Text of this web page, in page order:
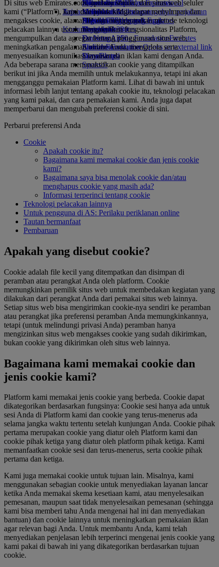
Minuman
Armada kami
Boeing 777
Emirates A380
Emirates A350
Emirates Executive
Denah kursi
Hiburan anak
Mainan anak
Aktivitas untuk anak-anak
Keberlanjutan dalam operasional
Kebijakan lingkungan
Laporan lingkungan
Komunitas kami
Emirates Airline FoundationEmirates
Airline Foundation Opens an external link
in a new tab
Sponsor
Jakarta ke Dubai
Tujuan terbaru
Helsinki
Hangzhou
Da Nang
Shenzhen
Siem Reap
Skywards Rail
Kalkulator Miles
Masuk ke Skywards Emirates
Skywards+
Ponsel dan Aplikasi Emirates
Membatalkan atau mengubah perjalanan
Perjalanan yang terganggu
Tentang Emirates
Di situs web Emirates.com, aplikasi seluler, dan situs web seluler
kami (“Platform”), kami dan pihak ketiga dapat menyimpan dan
mengakses cookie, alamat IP, dan menggunakan metode teknologi
pelacakan lainnya untuk mengaktifkan fungsionalitas Platform,
mengumpulkan data agregat tentang penggunaan situs web,
meningkatkan pengalaman online Anda, mengelola serta
menyesuaikan komunikasi layanan dan iklan kami dengan Anda.
Ada beberapa sarana menonaktifkan cookie yang ditampilkan
berikut ini jika Anda memilih untuk melakukannya, tetapi ini akan
mengganggu pemakaian Platform kami. Lihat di bawah ini untuk
informasi lebih lanjut tentang apakah cookie itu, teknologi pelacakan
yang kami pakai, dan cara pemakaian kami. Anda juga dapat
memperbarui dan mengubah preferensi cookie di sini.
Perbarui preferensi Anda
Cookie
Apakah cookie itu?
Bagaimana kami memakai cookie dan jenis cookie
kami?
Bagaimana saya bisa menolak cookie dan/atau
menghapus cookie yang masih ada?
Informasi terperinci tentang cookie
Teknologi pelacakan lainnya
Untuk pengguna di AS: Perilaku periklanan online
Tautan bermanfaat
Pembaruan
Apakah yang disebut cookie?
Cookie adalah file kecil yang ditempatkan dan disimpan di
peramban atau perangkat Anda oleh platform. Cookie
memungkinkan pemilik situs web untuk membedakan kegiatan yang
dilakukan dari perangkat Anda dari pemakai situs web lainnya.
Setiap situs web bisa mengirimkan cookie-nya sendiri ke peramban
atau perangkat jika preferensi peramban Anda memungkinkannya,
tetapi (untuk melindungi privasi Anda) peramban hanya
mengizinkan situs web mengakses cookie yang sudah dikirimkan,
bukan cookie yang dikirimkan oleh situs web lainnya.
Bagaimana kami memakai cookie dan
jenis cookie kami?
Platform kami memakai jenis cookie yang berbeda. Cookie dapat
dikategorikan berdasarkan fungsinya: Cookie sesi hanya ada untuk
sesi Anda di Platform kami dan cookie yang terus-menerus ada
selama jangka waktu tertentu setelah kunjungan Anda. Cookie pihak
pertama merupakan cookie yang diatur oleh Platform kami dan
cookie pihak ketiga yang diatur oleh platform pihak ketiga. Kami
memanfaatkan cookie sesi dan terus-menerus, serta cookie pihak
pertama dan ketiga.
Kami juga memakai cookie untuk tujuan lain. Misalnya, kami
menggunakan sebagian cookie untuk menyediakan layanan lancar
ketika Anda memakai skema kesetiaan kami, atau menyelesaikan
pemesanan, maupun saat tidak menyelesaikan pemesanan (sehingga
kami bisa memberi tahu Anda mengenai hal ini dan menyediakan
bantuan) dan cookie lainnya untuk meningkatkan pemakaian iklan
agar relevan bagi Anda. Untuk membantu Anda, kami telah
menyediakan penjelasan lebih terperinci mengenai jenis cookie yang
kami pakai di bawah ini yang dikategorikan berdasarkan tujuan
cookie.